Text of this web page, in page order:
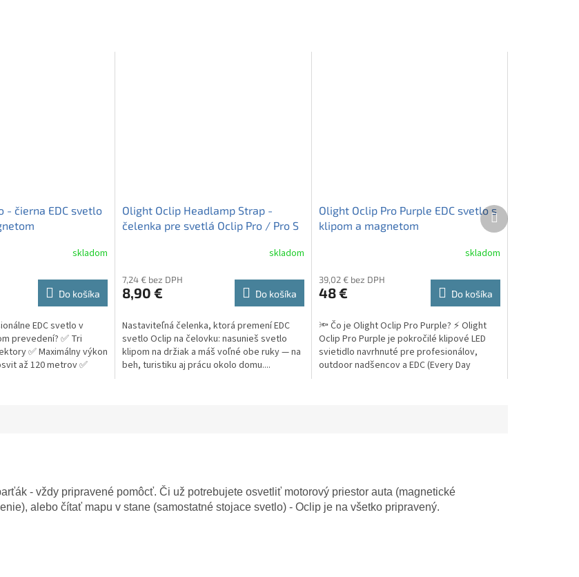
- čierna EDC svetlo
skladom
Do košíka
EDC svetlo v
prevedení? ✅ Tri
✅ Maximálny výkon
až 120 metrov ✅
Olight Oclip Headlamp Strap -
čelenka pre svetlá Oclip Pro / Pro S
skladom
7,24 € bez DPH
8,90 € Do košíka
Nastaviteľná čelenka, ktorá premení EDC
svetlo Oclip na čelovku: nasunieš svetlo
klipom na držiak a máš voľné obe ruky — na
beh, turistiku aj prácu okolo domu....
Olight Oclip Pro Purple EDC svetlo s
klipom a magnetom
skladom
39,02 € bez DPH
48 € Do košíka
🔦 Čo je Olight Oclip Pro Purple? ⚡ Olight
Oclip Pro Purple je pokročilé klipové LED
svietidlo navrhnuté pre profesionálov,
outdoor nadšencov a EDC (Every Day
Ďalší
produkt
- vždy pripravené pomôcť. Či už potrebujete osvetliť motorový priestor auta (magnetické
alebo čítať mapu v stane (samostatné stojace svetlo) - Oclip je na všetko pripravený.